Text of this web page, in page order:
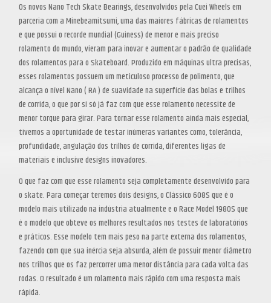
Os novos Nano Tech Skate Bearings, desenvolvidos pela Cuei Wheels em
parceria com a Minebeamitsumi, uma das maiores fábricas de rolamentos
e que possui o recorde mundial (Guiness) de menor e mais preciso
rolamento do mundo, vieram para inovar e aumentar o padrão de qualidade
dos rolamentos para o Skateboard.Produzido em máquinas ultra precisas,
esses rolamentos possuem um meticuloso processo de polimento, que
alcança o nível Nano ( RA ) de suavidade na superfície das bolas e trilhos
de corrida, o que por si só já faz com que esse rolamento necessite de
menor torque para girar. Para tornar esse rolamento ainda mais especial,
tivemos a oportunidade de testar inúmeras variantes como, tolerância,
profundidade, angulação dos trilhos de corrida, diferentes ligas de
materiais e inclusive designs inovadores.
O que faz com que esse rolamento seja completamente desenvolvido para
o skate.Para começar teremos dois designs, o Clássico 608S que é o
modelo mais utilizado na indústria atualmente e o Race Model 1980S que
é o modelo que obteve os melhores resultados nos testes de laboratórios
e práticos. Esse modelo tem mais peso na parte externa dos rolamentos,
fazendo com que sua inércia seja absurda, além de possuir menor diâmetro
nos trilhos que os faz percorrer uma menor distância para cada volta das
rodas. O resultado é um rolamento mais rápido com uma resposta mais
rápida.